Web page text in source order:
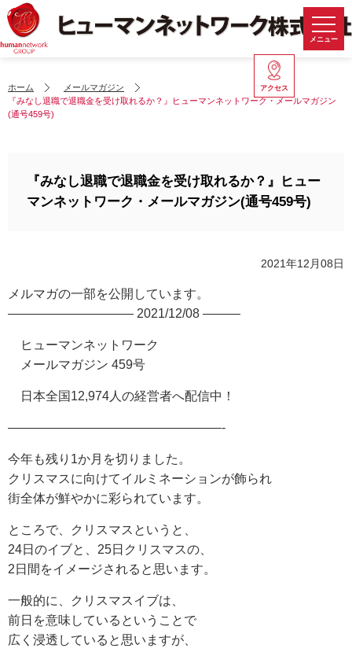
メニュー
アクセス
ホーム
メールマガジン
『みなし退職で退職金を受け取れるか？』ヒューマンネットワーク・メールマガジン
(通号459号)
『みなし退職で退職金を受け取れるか？』ヒュー
マンネットワーク・メールマガジン(通号459号)
2021年12月08日
メルマガの一部を公開しています。
—————————— 2021/12/08 ———
ヒューマンネットワーク
メールマガジン 459号
日本全国12,974人の経営者へ配信中！
—————————————————-
今年も残り1か月を切りました。
クリスマスに向けてイルミネーションが飾られ
街全体が鮮やかに彩られています。
ところで、クリスマスというと、
24日のイブと、25日クリスマスの、
2日間をイメージされると思います。
一般的に、クリスマスイブは、
前日を意味しているということで
広く浸透していると思いますが、